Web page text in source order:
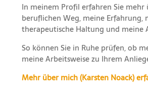
In meinem Profil erfahren Sie mehr
beruflichen Weg, meine Erfahrung,
therapeutische Haltung und meine
So können Sie in Ruhe prüfen, ob
meine Arbeitsweise zu Ihrem
Mehr über mich (Karsten Noack)